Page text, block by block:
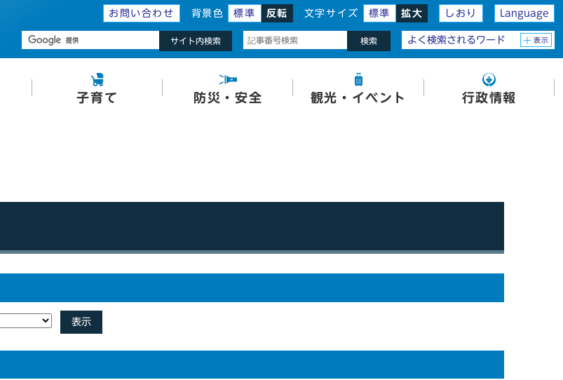
お問い合わせ 背景色 標準 反転 文字サイズ 標準 拡大 しおり Language
サイト内検索 検索 よく検索されるワード 表示
子育て 防災・安全 観光・イベント 行政情報
表示